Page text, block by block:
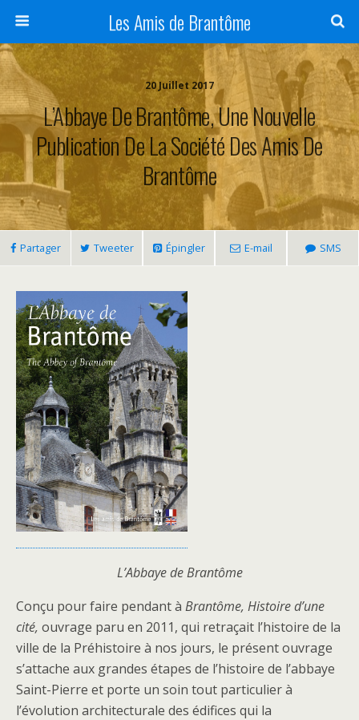
Les Amis de Brantôme
20 Juillet 2017
L’Abbaye De Brantôme, Une Nouvelle
Publication De La Société Des Amis De
Brantôme
Partager Tweeter Épingler E-mail SMS
L’Abbaye de Brantôme
Conçu pour faire pendant à Brantôme, Histoire d’une
cité, ouvrage paru en 2011, qui retraçait l’histoire de la
ville de la Préhistoire à nos jours, le présent ouvrage
s’attache aux grandes étapes de l’histoire de l’abbaye
Saint-Pierre et porte un soin tout particulier à
l’évolution architecturale des édifices qui la